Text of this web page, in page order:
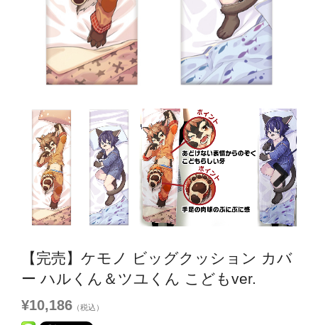
Next
【完売】ケモノ ビッグクッション カバ
ー ハルくん＆ツユくん こどもver.
¥10,186 （税込）